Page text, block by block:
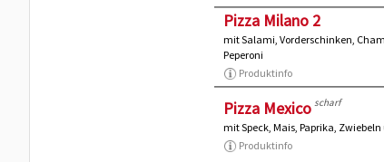
Pizza Milano 2
mit Salami, Vorderschinken,
Peperoni
Produktinfo
Pizza Mexico scharf
mit Speck, Mais, Paprika,
Produktinfo